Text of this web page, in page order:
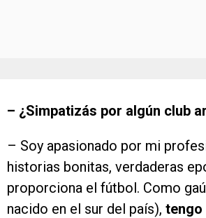
– ¿Simpatizás por algún club
– Soy apasionado por mi
historias bonitas, verdaderas
proporciona el fútbol. Como
nacido en el sur del país), tengo